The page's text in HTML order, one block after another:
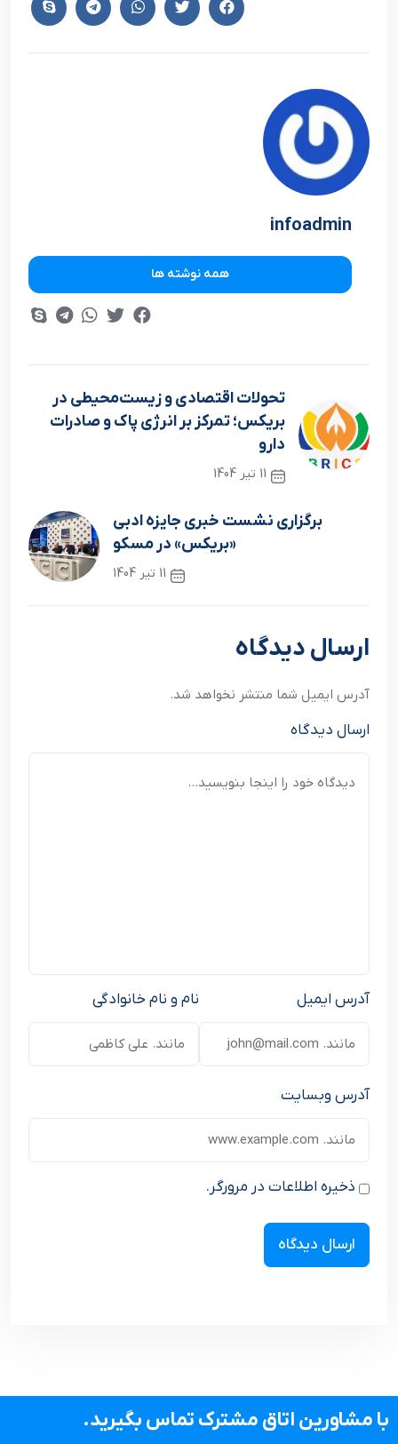
infoadmin
همه نوشته ها
تحولات اقتصادی و زیست‌محیطی در
بریکس؛ تمرکز بر انرژی پاک و صادرات
دارو
11 تیر 1404
برگزاری نشست خبری جایزه ادبی
«بریکس» در مسکو
11 تیر 1404
نوشته بعدی
ارسال دیدگاه
آدرس ایمیل شما منتشر نخواهد شد.
ارسال دیدگاه
نام و نام خانوادگی آدرس ایمیل
آدرس وبسایت
ذخیره اطلاعات در مرورگر.
با مشاورین اتاق مشترک تماس بگیرید.